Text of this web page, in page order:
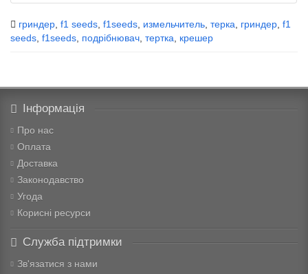
гриндер f1 seeds f1seeds измельчитель терка гриндер f1
seeds f1seeds подрібнювач тертка крешер
Інформація
Про нас
Оплата
Доставка
Законодавство
Угода
Корисні ресурси
Служба підтримки
Зв'язатися з нами